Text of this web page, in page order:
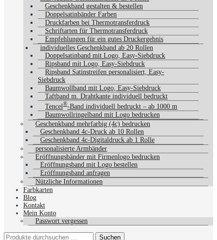
Geschenkband gestalten & bestellen
Doppelsatinbänder Farben
Druckfarben bei Thermotransferdruck
Schriftarten für Thermotransferdruck
Empfehlungen für ein gutes Druckergebnis
individuelles Geschenkband ab 20 Rollen
Doppelsatinband mit Logo, Easy-Siebdruck
Ripsband mit Logo, Easy-Siebdruck
Ripsband Satinstreifen personalisiert, Easy-
Siebdruck
Baumwollband mit Logo, Easy-Siebdruck
Taftband m. Drahtkante individuell bedruckt
Tencel®-Band individuell bedruckt – ab 1000 m
Baumwollringelband mit Logo bedrucken
Geschenkband mehrfarbig (4c) bedrucken
Geschenkband 4c-Druck ab 10 Rollen
Geschenkband 4c-Digitaldruck ab 1 Rolle
personalisierte Armbänder
Eröffnungsbänder mit Firmenlogo bedrucken
Eröffnungsband mit Logo bestellen
Eröffnungsband anfragen
Nützliche Informationen
Farbkarten
Blog
Kontakt
Mein Konto
Passwort vergessen